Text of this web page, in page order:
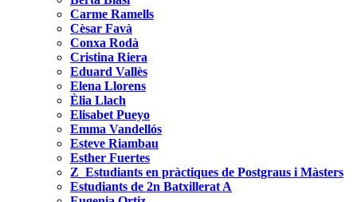
Carme Ramells
Cèsar Favà
Conxa Rodà
Cristina Riera
Eduard Vallès
Elena Llorens
Èlia Llach
Elisabet Pueyo
Emma Vandellós
Esteve Riambau
Esther Fuertes
Z_Estudiants en pràctiques de Postgraus i Màsters
Estudiants de 2n Batxillerat A